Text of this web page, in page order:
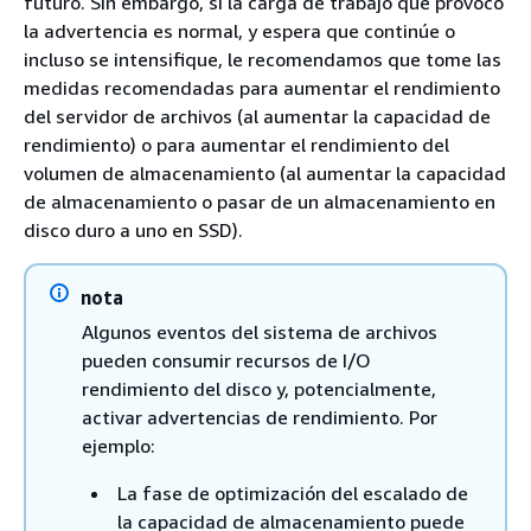
la advertencia es normal, y espera que continúe o
incluso se intensifique, le recomendamos que tome las
medidas recomendadas para aumentar el rendimiento
del servidor de archivos (al aumentar la capacidad de
rendimiento) o para aumentar el rendimiento del
volumen de almacenamiento (al aumentar la capacidad
de almacenamiento o pasar de un almacenamiento en
disco duro a uno en SSD).
nota
Algunos eventos del sistema de archivos
pueden consumir recursos de I/O
rendimiento del disco y, potencialmente,
activar advertencias de rendimiento. Por
ejemplo:
La fase de optimización del escalado de
la capacidad de almacenamiento puede